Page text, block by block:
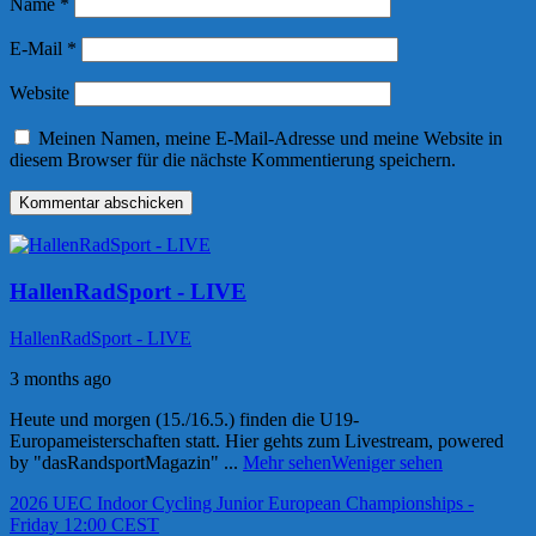
Name *
E-Mail *
Website
Meinen Namen, meine E-Mail-Adresse und meine Website in
diesem Browser für die nächste Kommentierung speichern.
HallenRadSport - LIVE
HallenRadSport - LIVE
3 months ago
Heute und morgen (15./16.5.) finden die U19-
Europameisterschaften statt. Hier gehts zum Livestream, powered
by "dasRandsportMagazin" ... Mehr sehenWeniger sehen
2026 UEC Indoor Cycling Junior European Championships -
Friday 12:00 CEST